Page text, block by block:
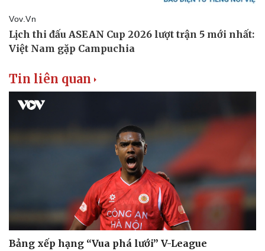
Tin liên quan
Bảng xếp hạng “Vua phá lưới” V-League